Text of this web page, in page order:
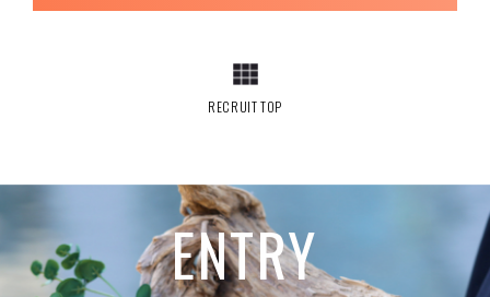
RECRUIT TOP
ENTRY